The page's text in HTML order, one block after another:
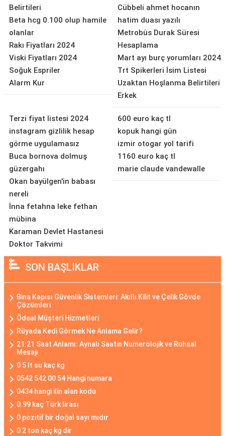
Belirtileri
Beta hcg 0.100 olup hamile
olanlar
Rakı Fiyatları 2024
Viski Fiyatları 2024
Soğuk Espriler
Alarm Kur
Cübbeli ahmet hocanın
hatim duası yazılı
Metrobüs Durak Süresi
Hesaplama
Mart ayı burç yorumları 2024
Trt Spikerleri İsim Listesi
Uzaktan Hoşlanma Belirtileri
Erkek
Terzi fiyat listesi 2024
instagram gizlilik hesap
görme uygulamasız
Buca bornova dolmuş
güzergahı
Okan bayülgen'in babası
nereli
İnna fetahna leke fethan
mübina
Karaman Devlet Hastanesi
Doktor Takvimi
600 euro kaç tl
kopuk hangi gün
izmir otogar yol tarifi
1160 euro kaç tl
marie claude vandewalle
SON BAŞLIKLAR
Bina Kapısı Güvenlik Sistemleri: Akıllı Kilit ve Çelik Gövde
Çözümleri
Ödeal Müşteri Hizmetleri
Rüyada Kedi Görmek Ne Anlama Gelir?
21:21 Saat Anlamı: Aynalı Saatin Numerolojik ve Ruhsal
Mesajı
0 5 lt su kaç kg
0542 542 00 54 Hangi numara
0434 hangi ilin alan kodu
0.99 kaç Türk lirası
0 pozitif bir doğal sayı mıdır
0 2 ton kaç kg dir